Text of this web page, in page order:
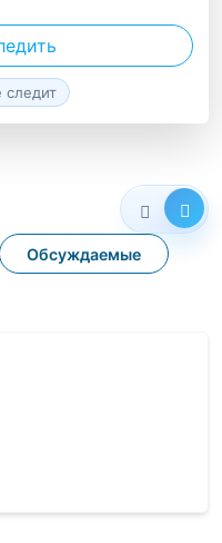
следит
Обсуждаемые